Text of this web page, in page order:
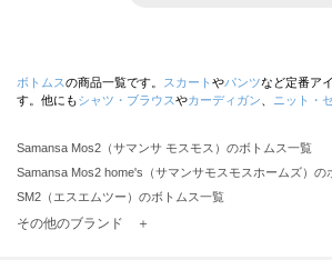
ボトムスの商品一覧です。 スカート やパンツなど定番ア
す。他にもシャツ・ブラウスやカーディガン ニット・
Samansa Mos2（サマンサ モスモス）のボトムス一覧
Samansa Mos2 home's（サマンサモスモスホームズ）の
SM2（エスエムツー）のボトムス一覧
TSUHARU by Samansa Mos2（ツハルバイサマンサモス
その他のブランド ＋